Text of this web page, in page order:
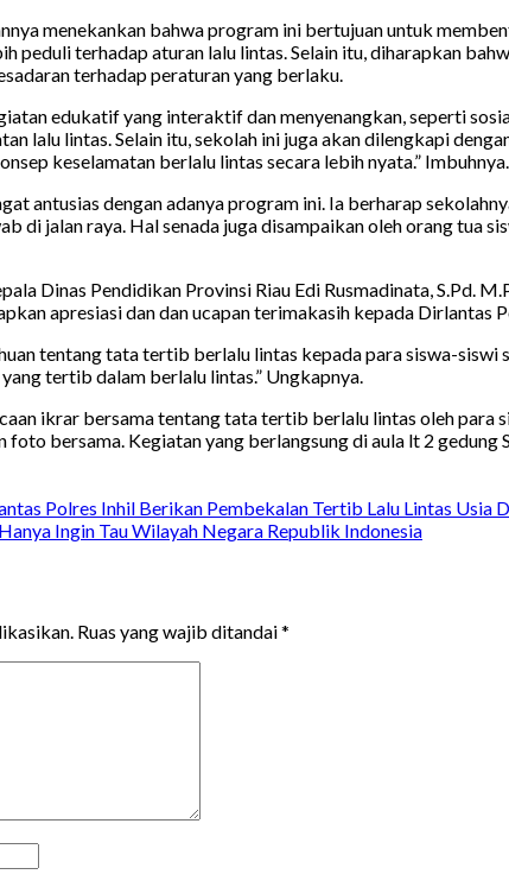
menekankan bahwa program ini bertujuan untuk
peduli terhadap aturan lalu lintas. Selain itu, diharapkan
terhadap peraturan yang berlaku.
edukatif yang interaktif dan menyenangkan, seperti
lalu lintas. Selain itu, sekolah ini juga akan dilengkapi
keselamatan berlalu lintas secara lebih nyata.” Imbuhnya.
antusias dengan adanya program ini. Ia berharap
di jalan raya. Hal senada juga disampaikan oleh orang tua
Dinas Pendidikan Provinsi Riau Edi Rusmadinata, S.Pd.
apresiasi dan dan ucapan terimakasih kepada Dirlantas
tentang tata tertib berlalu lintas kepada para siswa-
tertib dalam berlalu lintas.” Ungkapnya.
ikrar bersama tentang tata tertib berlalu lintas oleh para
bersama. Kegiatan yang berlangsung di aula lt 2
Polres Inhil Berikan Pembekalan Tertib Lalu Lintas Usia
Ingin Tau Wilayah Negara Republik Indonesia
Ruas yang wajib ditandai*